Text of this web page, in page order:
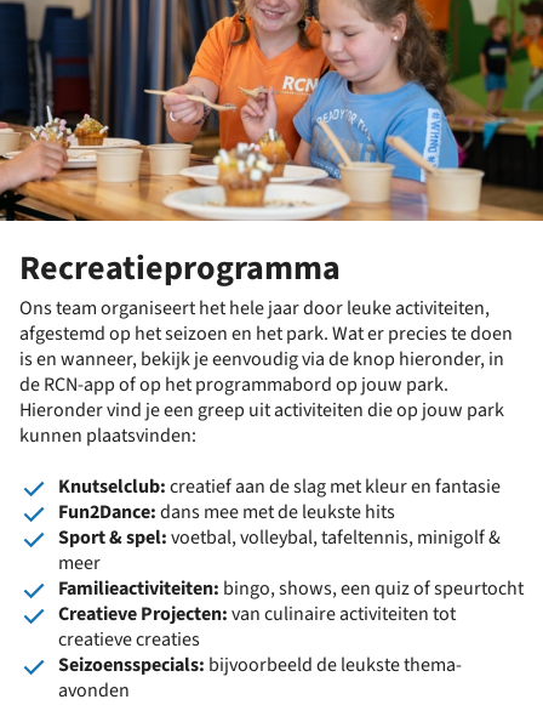
Recreatieprogramma
Ons team organiseert het hele jaar door leuke activiteiten,
afgestemd op het seizoen en het park. Wat er precies te doen
is en wanneer, bekijk je eenvoudig via de knop hieronder, in
de RCN-app of op het programmabord op jouw park.
Hieronder vind je een greep uit activiteiten die op jouw park
kunnen plaatsvinden:
Knutselclub:creatief aan de slag met kleur en fantasie
Fun2Dance:dans mee met de leukste hits
Sport & spel:voetbal, volleybal, tafeltennis, minigolf &
meer
Familieactiviteiten: bingo, shows, een quiz of speurtocht
Creatieve Projecten:van culinaire activiteiten tot
creatieve creaties
Seizoensspecials: bijvoorbeeld de leukste thema-
avonden